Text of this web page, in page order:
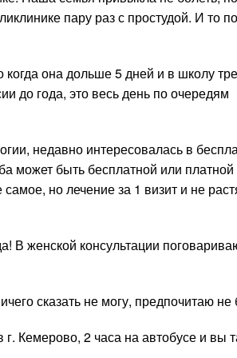
пару раз с простудой. И то
она дольше 5 дней и в школу
до года, это весь день по очередям
недавно интересовалась в
может быть бесплатной или платной
но лечение за 1 визит и не
В женской консультации
сказать не могу, предпочитаю не
Кемерово, 2 часа на автобусе и вы